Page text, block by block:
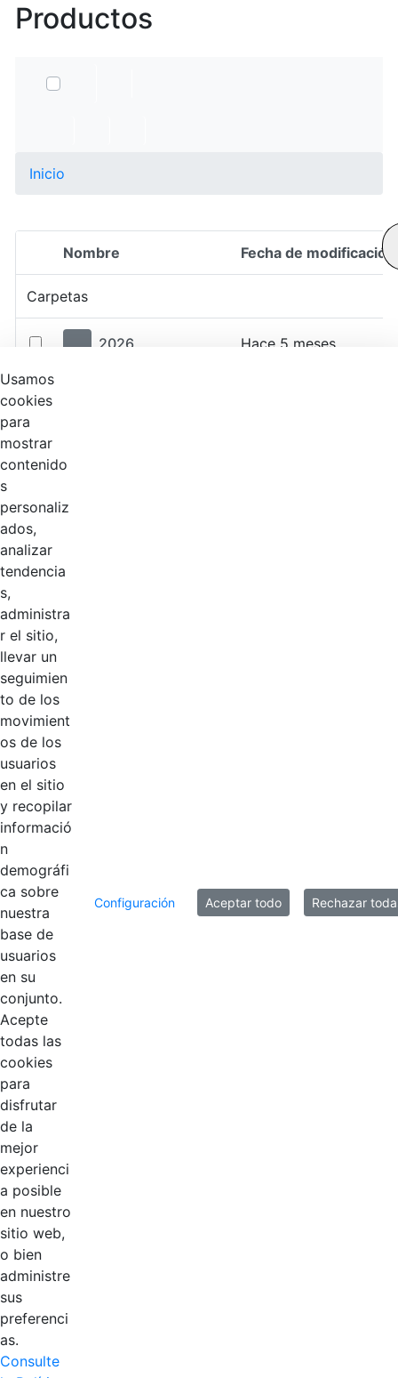
Productos
Inicio
Selección del elemento
Nombre Fecha de modificación
Carpetas
2026 Hace 5 meses
Mostrando el intervalo 1 - 10 de 11 resultados.
Usamos
cookies
para
mostrar
contenido
s
personaliz
ados,
analizar
tendencia
s,
administra
r el sitio,
llevar un
seguimien
to de los
movimient
os de los
usuarios
en el sitio
y recopilar
informació
n
demográfi
ca sobre
nuestra
base de
usuarios
en su
conjunto.
Acepte
todas las
cookies
para
disfrutar
de la
mejor
experienci
a posible
en nuestro
sitio web,
o bien
administre
sus
preferenci
as.
Consulte
Configuración Aceptar todo Rechazar